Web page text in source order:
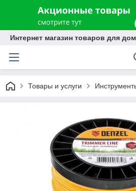
Интернет магазин товаров для
Товары и услуги